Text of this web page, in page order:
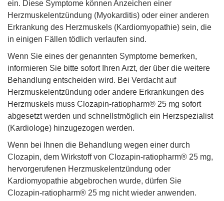
ein. Diese Symptome können Anzeichen einer
Herzmuskelentzündung (Myokarditis) oder einer anderen
Erkrankung des Herzmuskels (Kardiomyopathie) sein, die
in einigen Fällen tödlich verlaufen sind.
Wenn Sie eines der genannten Symptome bemerken,
informieren Sie bitte sofort Ihren Arzt, der über die weitere
Behandlung entscheiden wird. Bei Verdacht auf
Herzmuskelentzündung oder andere Erkrankungen des
Herzmuskels muss Clozapin-ratiopharm® 25 mg sofort
abgesetzt werden und schnellstmöglich ein Herzspezialist
(Kardiologe) hinzugezogen werden.
Wenn bei Ihnen die Behandlung wegen einer durch
Clozapin, dem Wirkstoff von Clozapin-ratiopharm® 25 mg,
hervorgerufenen Herzmuskelentzündung oder
Kardiomyopathie abgebrochen wurde, dürfen Sie
Clozapin-ratiopharm® 25 mg nicht wieder anwenden.